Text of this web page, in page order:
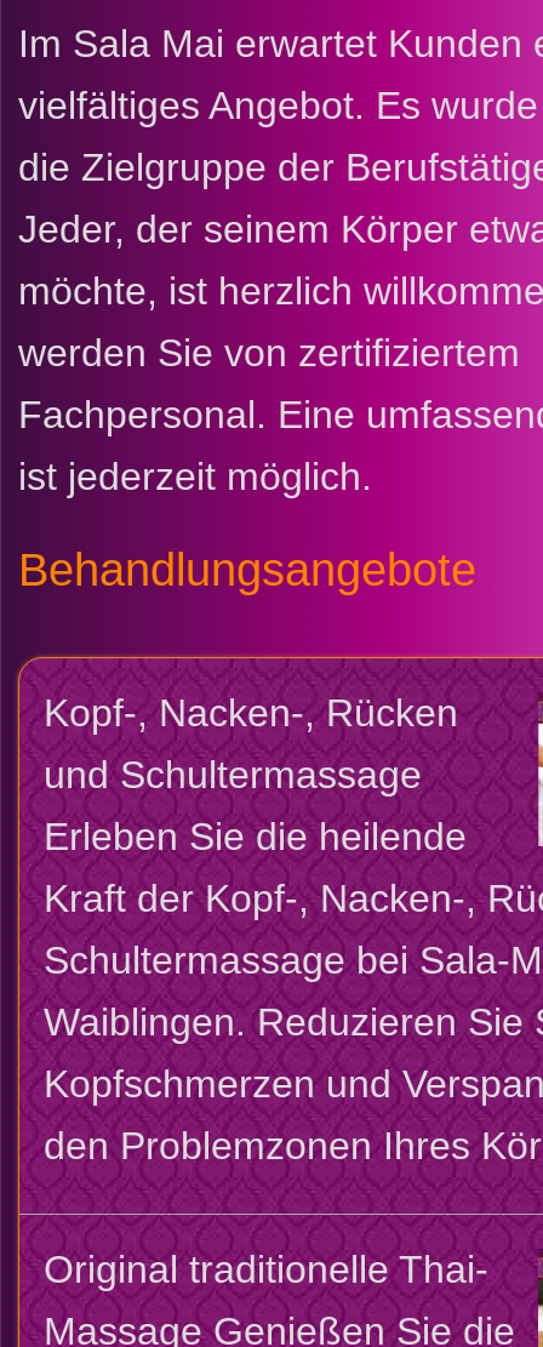
Im Sala Mai erwartet Kunden
vielfältiges Angebot. Es
die Zielgruppe der
Jeder, der seinem Körper
möchte, ist herzlich
werden Sie von zertifiziertem
Fachpersonal. Eine
ist jederzeit möglich.
Behandlungsangebote
Kopf-, Nacken-, Rücken
und Schultermassage
Erleben Sie die heilende
Kraft der Kopf-, Nacken-,
Schultermassage bei Sala-
Waiblingen. Reduzieren Sie
Kopfschmerzen und
den Problemzonen Ihres
Original traditionelle Thai-
MassageGenießen Sie die